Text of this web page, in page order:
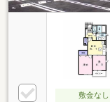
敷金なし